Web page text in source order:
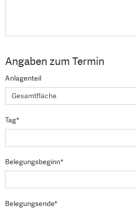
Angaben zum Termin
Anlagenteil
Tag*
Belegungsbeginn*
Belegungsende*